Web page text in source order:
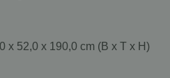
x 52,0 x 190,0 cm (B x T x H)